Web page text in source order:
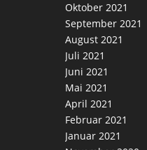
Oktober 2021
September 2021
August 2021
Juli 2021
Juni 2021
Mai 2021
April 2021
Februar 2021
Januar 2021